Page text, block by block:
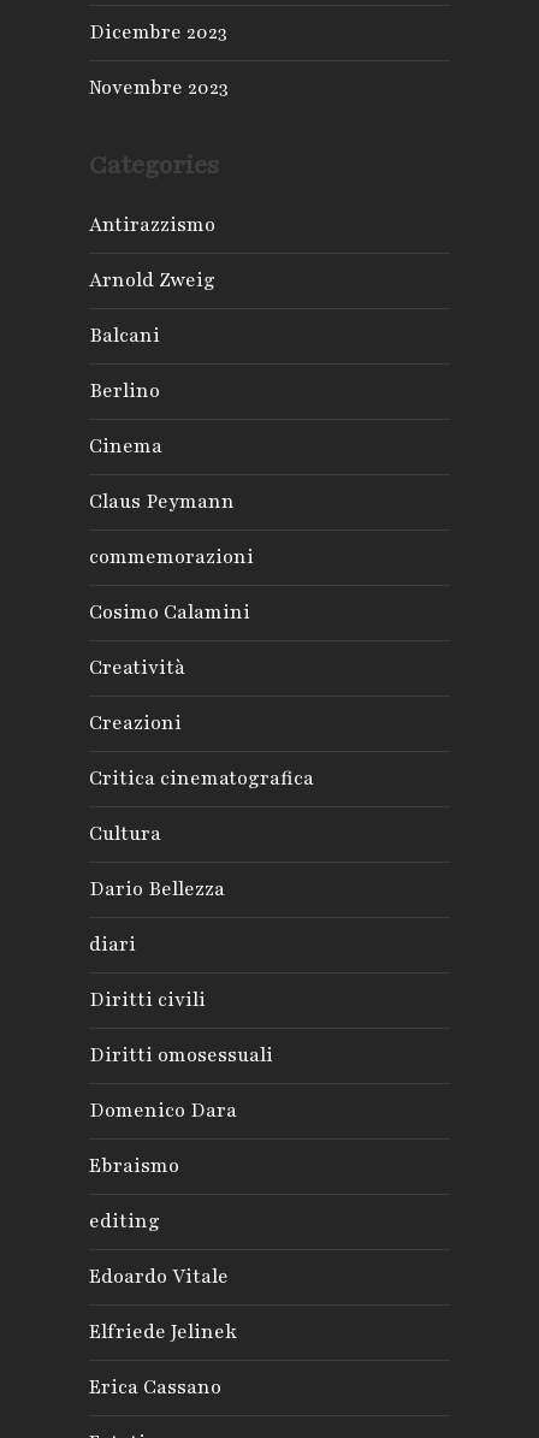
Dicembre 2023
Novembre 2023
Categories
Antirazzismo
Arnold Zweig
Balcani
Berlino
Cinema
Claus Peymann
commemorazioni
Cosimo Calamini
Creatività
Creazioni
Critica cinematografica
Cultura
Dario Bellezza
diari
Diritti civili
Diritti omosessuali
Domenico Dara
Ebraismo
editing
Edoardo Vitale
Elfriede Jelinek
Erica Cassano